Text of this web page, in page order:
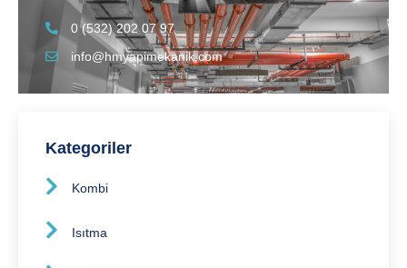
0 (532) 202 07 97
info@hmyapimekanik.com
Kategoriler
Kombi
Isıtma